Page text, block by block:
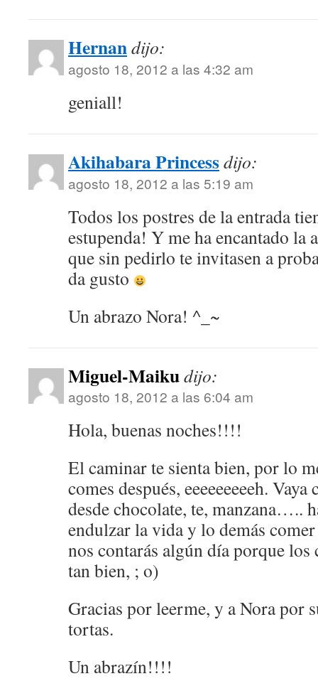
Hernandijo:
agosto 18, 2012 a las 4:32 am
geniall!
Akihabara Princessdijo:
agosto 18, 2012 a las 5:19 am
Todos los postres de la entrada
estupenda! Y me ha encantado la
que sin pedirlo te invitasen a
da gusto
Un abrazo Nora! ^_~
Miguel-Maikudijo:
agosto 18, 2012 a las 6:04 am
Hola, buenas noches!!!!
El caminar te sienta bien, por lo
comes después, eeeeeeeeeh.
desde chocolate, te, manzana…..
endulzar la vida y lo demás
nos contarás algún día porque los
tan bien, ; o)
Gracias por leerme, y a Nora por
tortas.
Un abrazín!!!!